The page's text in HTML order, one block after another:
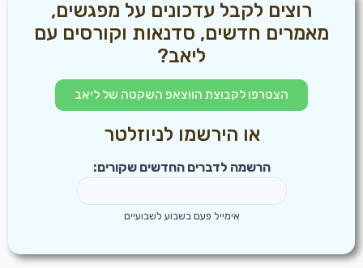
רוצים לקבל עדכונים על מפגשים,
מאמרים חדשים, סדנאות וקורסים עם
ליאב?
הצטרפו לקבוצת הווצאפ השקטה של ליאב
או הירשמו לניוזלטר
הרשמה לדברים החדשים שקורים:
אימייל פעם בשבוע לשבועיים